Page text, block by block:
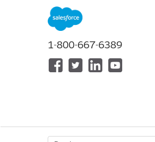
Almen
API-navn
Kører
1-800-667-6389